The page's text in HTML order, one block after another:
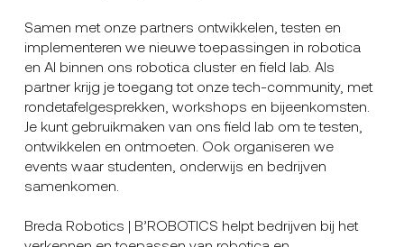
Samen met onze partners ontwikkelen, testen en
implementeren we nieuwe toepassingen in robotica
en AI binnen ons robotica cluster en field lab. Als
partner krijg je toegang tot onze tech-community, met
rondetafelgesprekken, workshops en bijeenkomsten.
Je kunt gebruikmaken van ons field lab om te testen,
ontwikkelen en ontmoeten. Ook organiseren we
events waar studenten, onderwijs en bedrijven
samenkomen.
Breda Robotics | B’ROBOTICS helpt bedrijven bij het